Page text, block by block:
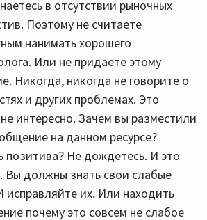
в отсутствии рыночных
Поэтому не считаете
нанимать хорошего
Или не придаете этому
Никогда, никогда не говорите о
и других проблемах. Это
интересно. Зачем вы разместили
на данном ресурсе?
позитива? Не дождётесь. И это
Вы должны знать свои слабые
исправляйте их. Или находить
почему это совсем не слабое